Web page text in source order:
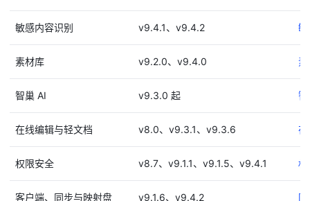
敏感内容识别 v9.4.1、v9.4.2 敏
素材库 v9.2.0、v9.4.0 素
智巢 AI v9.3.0 起 智
在线编辑与轻文档 v8.0、v9.3.1、v9.3.6 在
权限安全 v8.7、v9.1.1、v9.1.5、v9.4.1 权
客户端、同步与映射盘 v9.1.6、v9.4.2